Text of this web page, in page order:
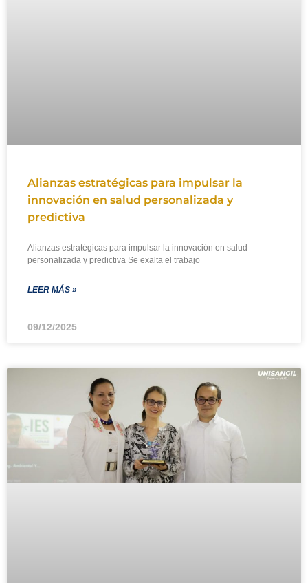
Alianzas estratégicas para impulsar la
innovación en salud personalizada y
predictiva
Alianzas estratégicas para impulsar la innovación en salud
personalizada y predictiva Se exalta el trabajo
LEER MÁS »
09/12/2025